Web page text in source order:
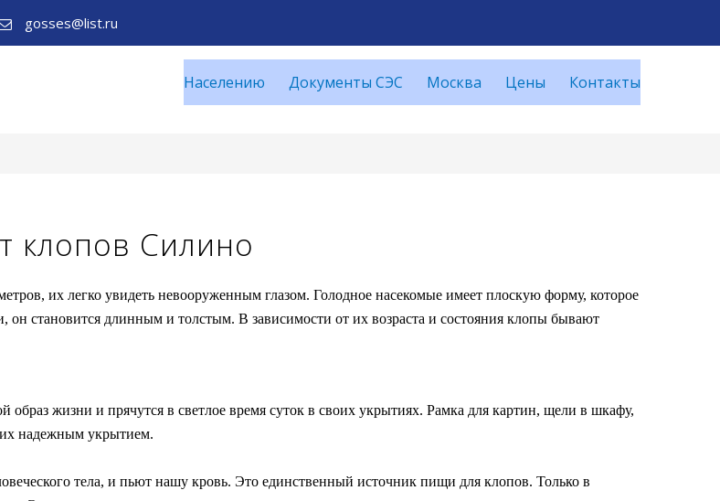
gosses@list.ru
Населению Документы СЭС Москва Цены Контакты
клопов Силино
их легко увидеть невооруженным глазом. Голодное насекомые имеет плоскую форму, которое
он становится длинным и толстым. В зависимости от их возраста и состояния клопы бывают
жизни и прячутся в светлое время суток в своих укрытиях. Рамка для картин, щели в шкафу,
надежным укрытием.
тела, и пьют нашу кровь. Это единственный источник пищи для клопов. Только в